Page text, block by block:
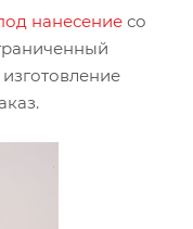
нанесение со